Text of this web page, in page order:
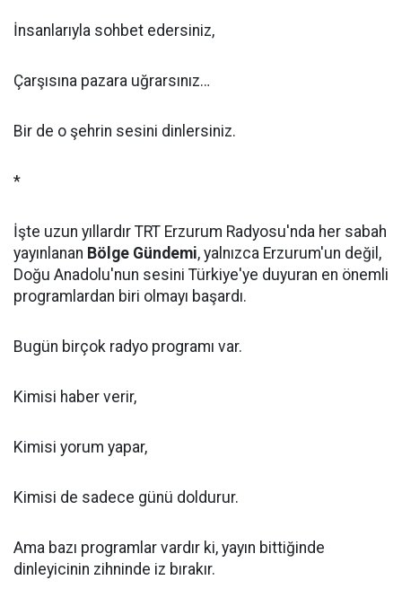
İnsanlarıyla sohbet edersiniz,
Çarşısına pazara uğrarsınız…
Bir de o şehrin sesini dinlersiniz.
*
İşte uzun yıllardır TRT Erzurum Radyosu'nda her sabah
yayınlanan Bölge Gündemi, yalnızca Erzurum'un değil,
Doğu Anadolu'nun sesini Türkiye'ye duyuran en önemli
programlardan biri olmayı başardı.
Bugün birçok radyo programı var.
Kimisi haber verir,
Kimisi yorum yapar,
Kimisi de sadece günü doldurur.
Ama bazı programlar vardır ki, yayın bittiğinde
dinleyicinin zihninde iz bırakır.